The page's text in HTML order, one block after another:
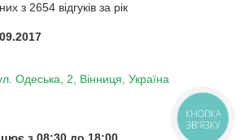
з 2654 відгуків за рік
Одеська, 2, Вінниця, Україна
КНОПКА
ЗВ'ЯЗКУ